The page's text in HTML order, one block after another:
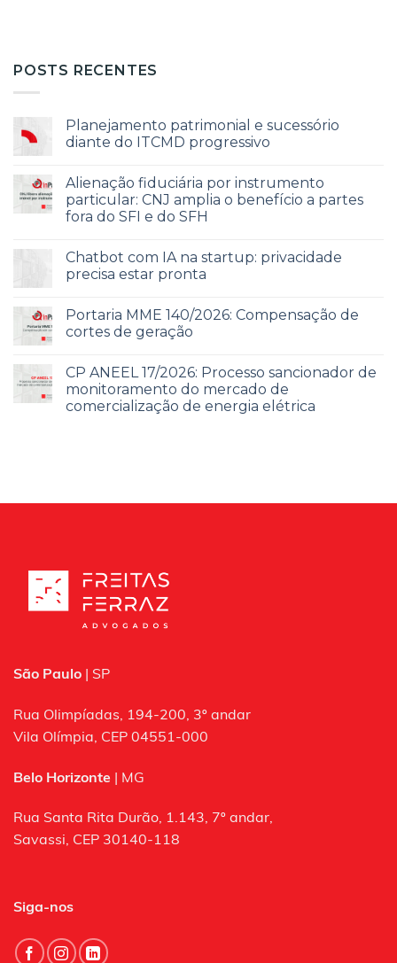
POSTS RECENTES
Planejamento patrimonial e sucessório
diante do ITCMD progressivo
Alienação fiduciária por instrumento
particular: CNJ amplia o benefício a partes
fora do SFI e do SFH
Chatbot com IA na startup: privacidade
precisa estar pronta
Portaria MME 140/2026: Compensação de
cortes de geração
CP ANEEL 17/2026: Processo sancionador de
monitoramento do mercado de
comercialização de energia elétrica
São Paulo | SP
Rua Olimpíadas, 194-200, 3º andar
Vila Olímpia, CEP 04551-000
Belo Horizonte | MG
Rua Santa Rita Durão, 1.143, 7º andar,
Savassi, CEP 30140-118
Siga-nos